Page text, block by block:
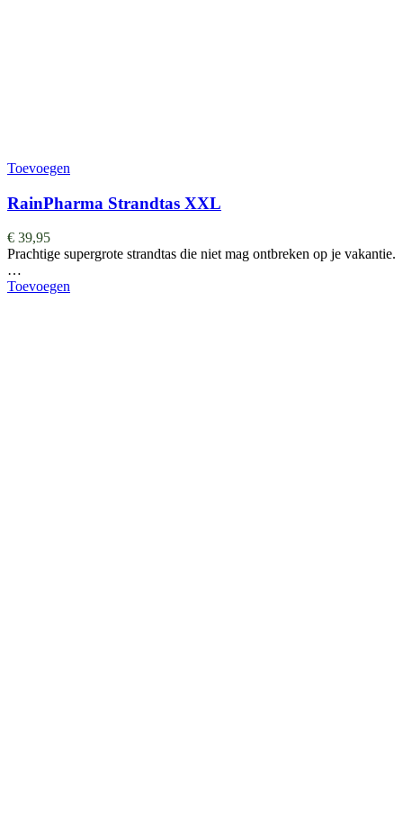
Toevoegen
RainPharma Strandtas XXL
€ 39,95
Prachtige supergrote strandtas die niet mag ontbreken op je vakantie.
…
Toevoegen